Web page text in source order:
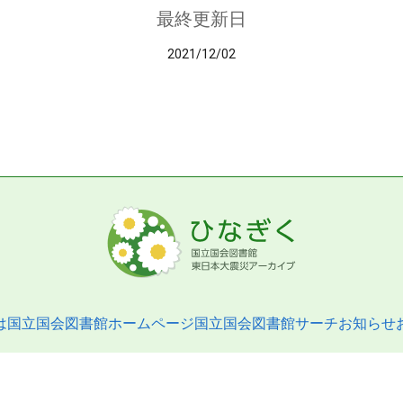
最終更新日
2021/12/02
国立国会図書館ホームページ国立国会図書館サーチお知らせ